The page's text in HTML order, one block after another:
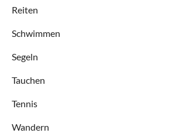
Reiten
Schwimmen
Segeln
Tauchen
Tennis
Wandern